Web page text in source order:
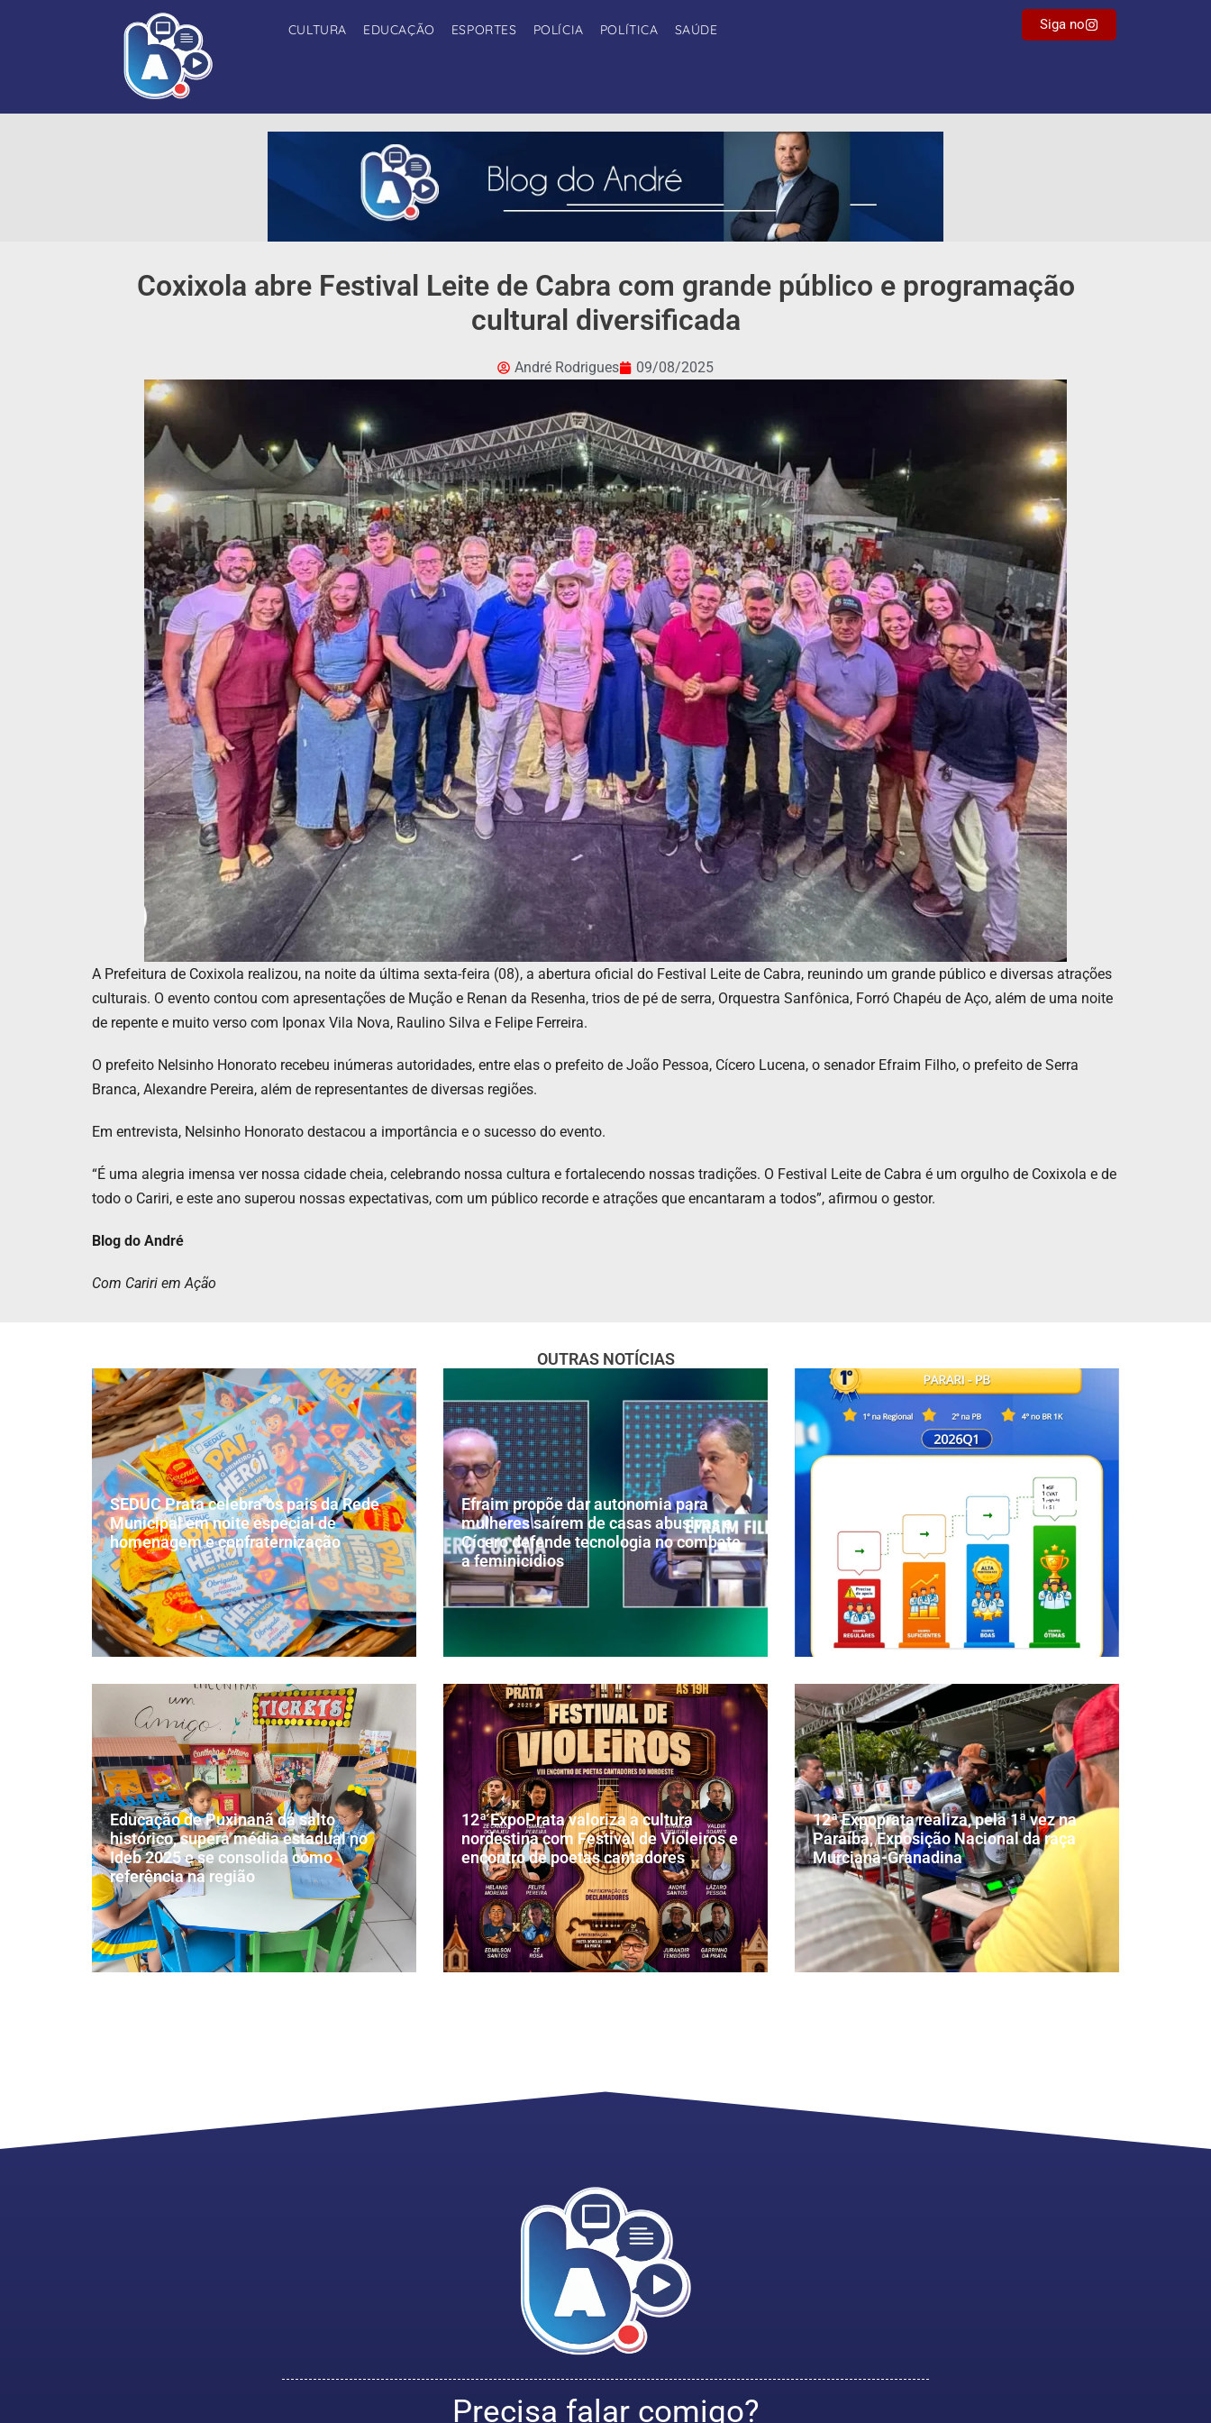
CULTURA EDUCAÇÃO ESPORTES POLÍCIA POLÍTICA SAÚDE Siga no
Coxixola abre Festival Leite de Cabra com grande público e programação
cultural diversificada
André Rodrigues 09/08/2025
A Prefeitura de Coxixola realizou, na noite da última sexta-feira (08), a abertura oficial do Festival Leite de Cabra, reunindo um grande público e diversas atrações
culturais. O evento contou com apresentações de Mução e Renan da Resenha, trios de pé de serra, Orquestra Sanfônica, Forró Chapéu de Aço, além de uma noite
de repente e muito verso com Iponax Vila Nova, Raulino Silva e Felipe Ferreira.
O prefeito Nelsinho Honorato recebeu inúmeras autoridades, entre elas o prefeito de João Pessoa, Cícero Lucena, o senador Efraim Filho, o prefeito de Serra
Branca, Alexandre Pereira, além de representantes de diversas regiões.
Em entrevista, Nelsinho Honorato destacou a importância e o sucesso do evento.
“É uma alegria imensa ver nossa cidade cheia, celebrando nossa cultura e fortalecendo nossas tradições. O Festival Leite de Cabra é um orgulho de Coxixola e de
todo o Cariri, e este ano superou nossas expectativas, com um público recorde e atrações que encantaram a todos”, afirmou o gestor.
Blog do André
Com Cariri em Ação
OUTRAS NOTÍCIAS
SEDUC Prata celebra os pais da Rede
Municipal em noite especial de
homenagem e confraternização
Efraim propõe dar autonomia para
mulheres saírem de casas abusivas e
Cícero defende tecnologia no combate
a feminicídios
Parari é destaque na Atenção Primária
Educação de Puxinanã dá salto
histórico, supera média estadual no
Ideb 2025 e se consolida como
referência na região
12ª ExpoPrata valoriza a cultura
nordestina com Festival de Violeiros e
encontro de poetas cantadores
12ª Expoprata realiza, pela 1ª vez na
Paraíba, Exposição Nacional da raça
Murciana-Granadina
Precisa falar comigo?